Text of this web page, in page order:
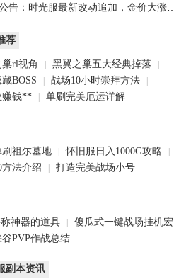
告：时光服最新改动追加，金价大涨！…
荐
rl视角 黑翼之巢五大经典掉落
BOSS 战场10小时崇拜方法
赚钱** 单刷完美厄运详解
祖尔墓地 怀旧服日入1000G攻略
方法介绍 打造完美战场小号
神器的道具 傻瓜式一键战场挂机宏
PVP作战总结
副本资讯